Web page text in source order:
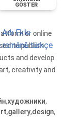
Ekle
română türkçe
GÖSTER
or online
to publish
and develop
creativity and
,художники,
,gallery,design,